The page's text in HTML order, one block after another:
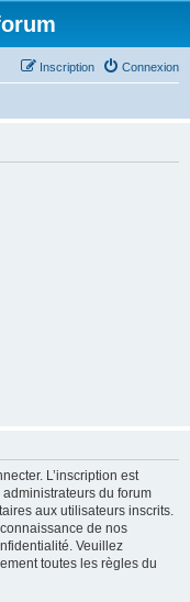
Connexion
Inscription
L’inscription est
du forum
aux utilisateurs inscrits.
de nos
Veuillez
toutes les règles du